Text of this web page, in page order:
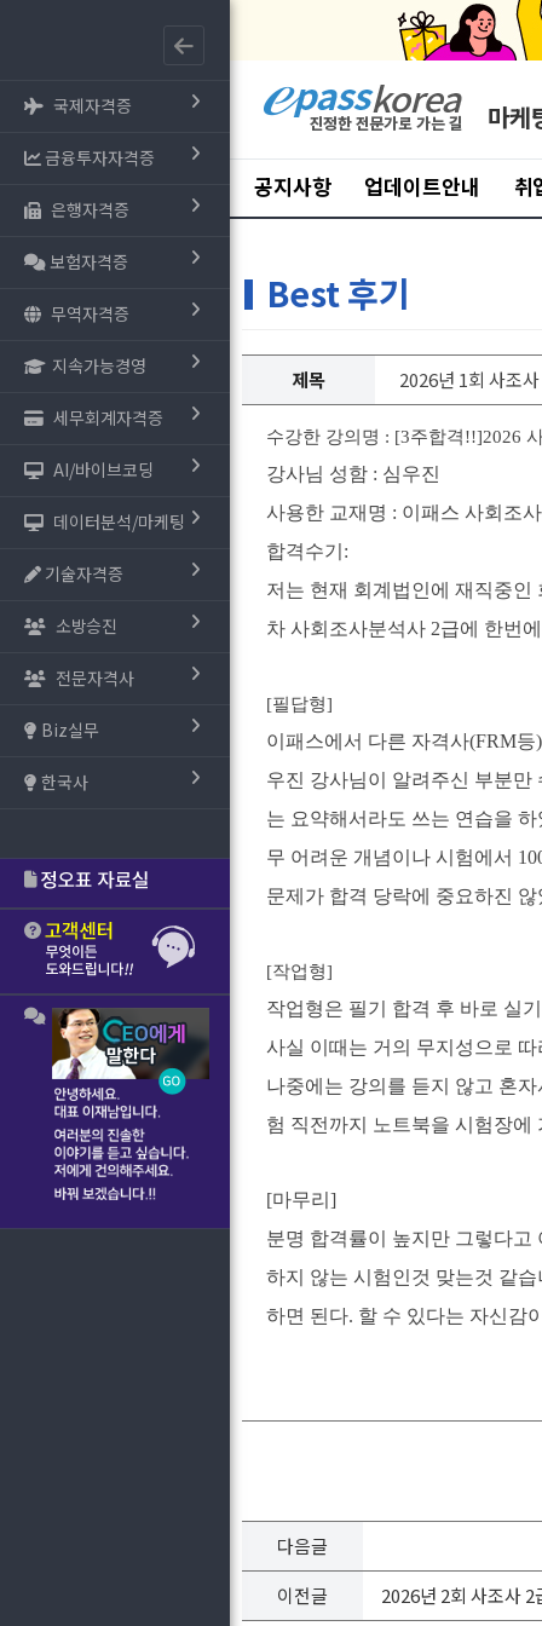
국제자격증
금융투자자격증
은행자격증
보험자격증
무역자격증
지속가능경영
세무회계자격증
AI/바이브코딩
데이터분석/마케팅
기술자격증
소방승진
전문자격사
Biz실무
한국사
마케
공지사항 업데이트안내 취
Best 후기
제목 2026년 1회 사조
수강한 강의명 : [3주합격!!]2026
강사님 성함 : 심우진
사용한 교재명 : 이패스 사회조
합격수기:
저는 현재 회계법인에 재직중인
차 사회조사분석사 2급에 한번
[필답형]
이패스에서 다른 자격사(FRM
우진 강사님이 알려주신 부분만
는 요약해서라도 쓰는 연습을
무 어려운 개념이나 시험에서
문제가 합격 당락에 중요하진
[작업형]
작업형은 필기 합격 후 바로 실
사실 이때는 거의 무지성으로
나중에는 강의를 듣지 않고 혼
험 직전까지 노트북을 시험장에
[마무리]
분명 합격률이 높지만 그렇다
하지 않는 시험인것 맞는것 같
하면 된다. 할 수 있다는 자신감
다음글
이전글
2026년 2회 사조사 2